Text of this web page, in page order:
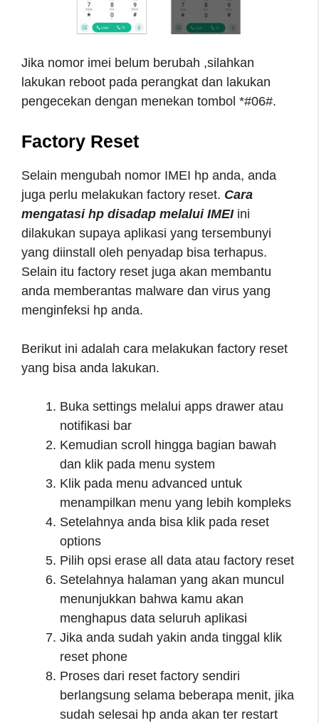
Jika nomor imei belum berubah ,silahkan
lakukan reboot pada perangkat dan lakukan
pengecekan dengan menekan tombol *#06#.
Factory Reset
Selain mengubah nomor IMEI hp anda, anda
juga perlu melakukan factory reset. Cara
mengatasi hp disadap melalui IMEIini
dilakukan supaya aplikasi yang tersembunyi
yang diinstall oleh penyadap bisa terhapus.
Selain itu factory reset juga akan membantu
anda memberantas malware dan virus yang
menginfeksi hp anda.
Berikut ini adalah cara melakukan factory reset
yang bisa anda lakukan.
Buka settings melalui apps drawer atau
notifikasi bar
Kemudian scroll hingga bagian bawah
dan klik pada menu system
Klik pada menu advanced untuk
menampilkan menu yang lebih kompleks
Setelahnya anda bisa klik pada reset
options
Pilih opsi erase all data atau factory reset
Setelahnya halaman yang akan muncul
menunjukkan bahwa kamu akan
menghapus data seluruh aplikasi
Jika anda sudah yakin anda tinggal klik
reset phone
Proses dari reset factory sendiri
berlangsung selama beberapa menit, jika
sudah selesai hp anda akan ter restart